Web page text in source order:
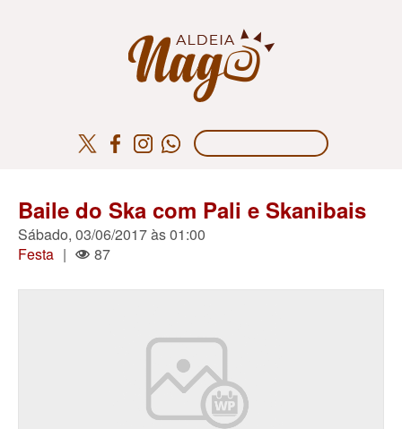
Baile do Ska com Pali e Skanibais
Sábado, 03/06/2017 às 01:00
Festa | 87